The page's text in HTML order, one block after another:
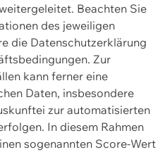
Beachten Sie
des jeweiligen
die Datenschutzerklärung
Zur
kann ferner eine
Daten, insbesondere
zur automatisierten
In diesem Rahmen
sogenannten Score-Wert